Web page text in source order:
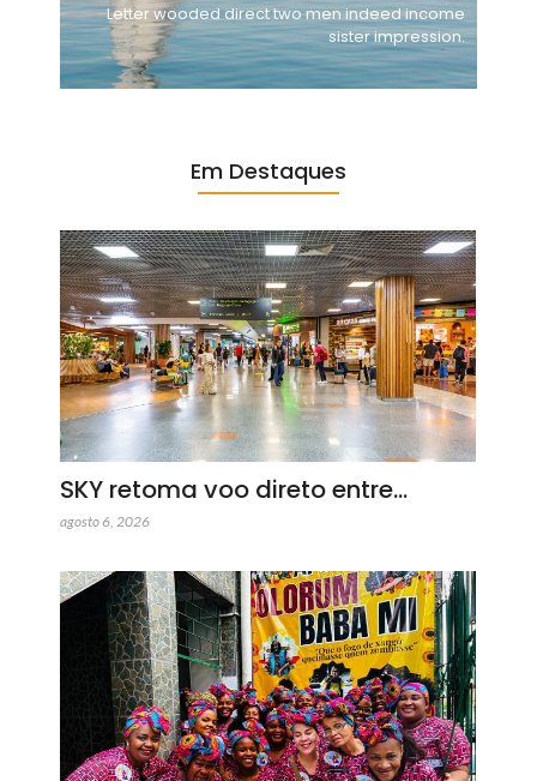
Letter wooded direct two men indeed income
sister impression.
Em Destaques
SKY retoma voo direto entre…
agosto 6, 2026